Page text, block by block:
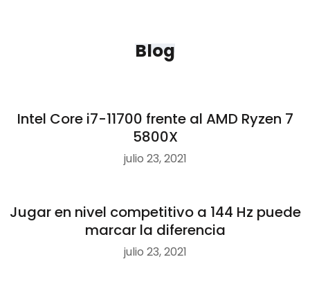
Blog
Intel Core i7-11700 frente al AMD Ryzen 7
5800X
julio 23, 2021
Jugar en nivel competitivo a 144 Hz puede
marcar la diferencia
julio 23, 2021